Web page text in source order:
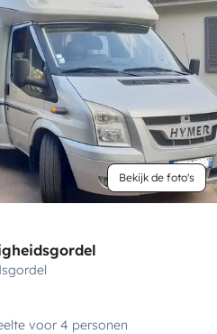
Bekijk de foto's
voor 4 personen